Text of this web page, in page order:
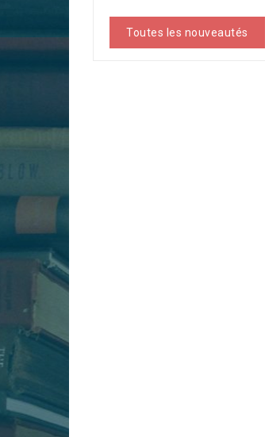
Toutes les nouveautés